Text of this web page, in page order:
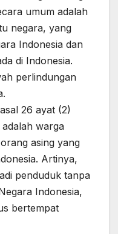
umum adalah
negara, yang
Indonesia dan
di Indonesia.
perlindungan
26 ayat (2)
warga
asing yang
Artinya,
penduduk tanpa
Indonesia,
bertempat